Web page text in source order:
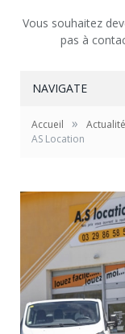
Vous souhaitez
pas à
NAVIGATE
Accueil »
AS Location